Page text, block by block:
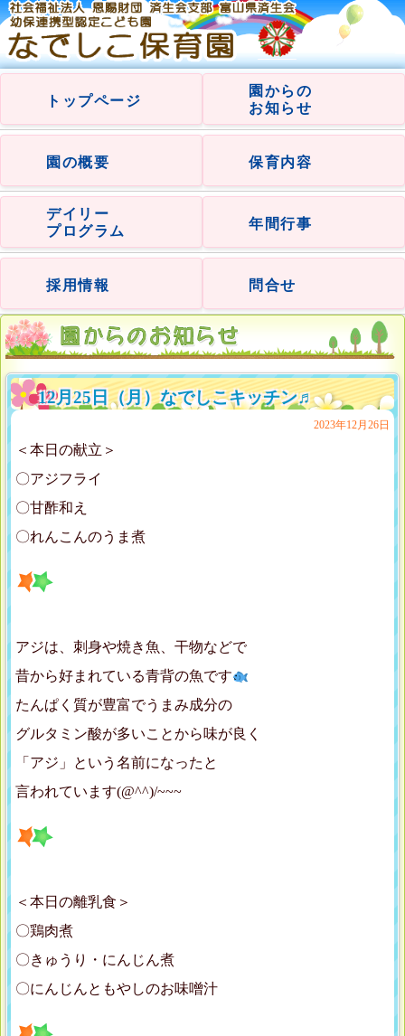
トップページ
園からの
お知らせ
園の概要 保育内容
デイリー
プログラム
年間行事
採用情報 問合せ
12月25日（月）なでしこキッチン♬
2023年12月26日
＜本日の献立＞
〇アジフライ
〇甘酢和え
〇れんこんのうま煮
アジは、刺身や焼き魚、干物などで
昔から好まれている青背の魚です
たんぱく質が豊富でうまみ成分の
グルタミン酸が多いことから味が良く
「アジ」という名前になったと
言われています(@^^)/~~~
＜本日の離乳食＞
〇鶏肉煮
〇きゅうり・にんじん煮
〇にんじんともやしのお味噌汁